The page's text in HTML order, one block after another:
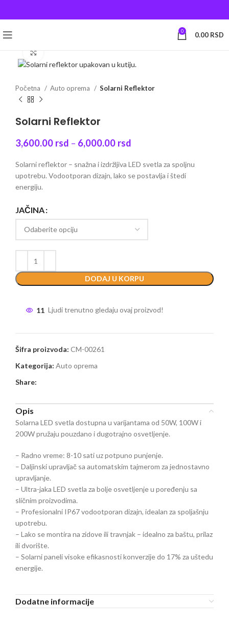
0 0.00 RSD
Početna Auto oprema Solarni Reflektor
Solarni Reflektor
3,600.00 rsd – 6,000.00 rsd
Solarni reflektor – snažna i izdržljiva LED svetla za spoljnu
upotrebu. Vodootporan dizajn, lako se postavlja i štedi
energiju.
JAČINA
DODAJ U KORPU
11 Ljudi trenutno gledaju ovaj proizvod!
Šifra proizvoda: CM-00261
Kategorija: Auto oprema
Share:
Opis
Solarna LED svetla dostupna u varijantama od 50W, 100W i
200W pružaju pouzdano i dugotrajno osvetljenje.
– Radno vreme: 8-10 sati uz potpuno punjenje.
– Daljinski upravljač sa automatskim tajmerom za jednostavno
upravljanje.
– Ultra-jaka LED svetla za bolje osvetljenje u poređenju sa
sličnim proizvodima.
– Profesionalni IP67 vodootporan dizajn, idealan za spoljašnju
upotrebu.
– Lako se montira na zidove ili travnjak – idealno za baštu, prilaz
ili dvorište.
– Solarni paneli visoke efikasnosti konverzije do 17% za uštedu
energije.
Dodatne informacije